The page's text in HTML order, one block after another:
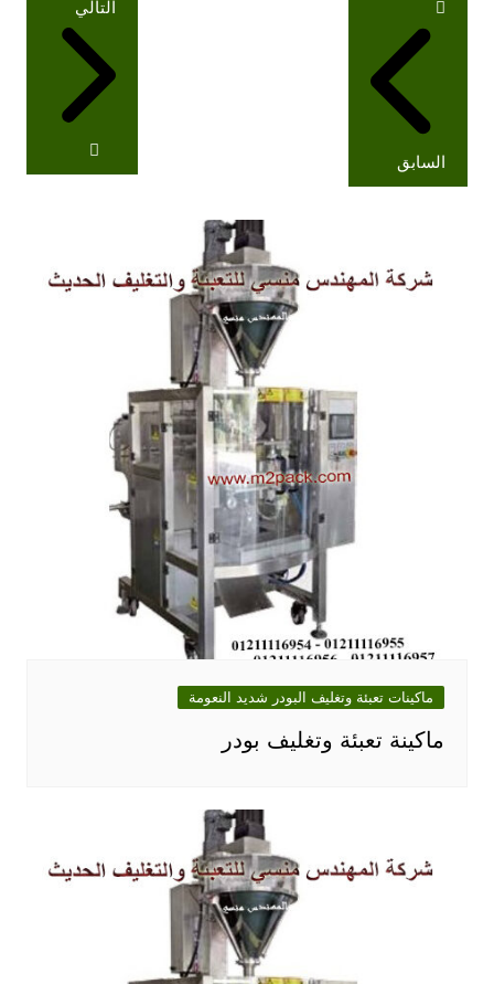
المقالات
السابق
التالي
ماكينات تعبئة وتغليف البودر شديد النعومة
ماكينة تعبئة وتغليف بودر